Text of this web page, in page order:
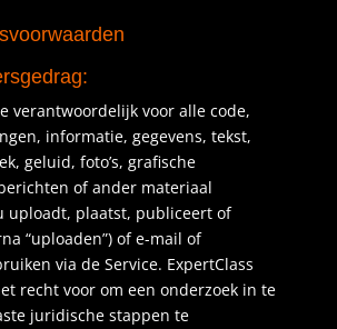
verantwoordelijk voor alle code,
informatie, gegevens, tekst,
geluid, foto’s, grafische
of ander materiaal
uploadt, plaatst, publiceert of
“uploaden”) of e-mail of
via de Service. ExpertClass
recht voor om een ​​onderzoek in te
juridische stappen te